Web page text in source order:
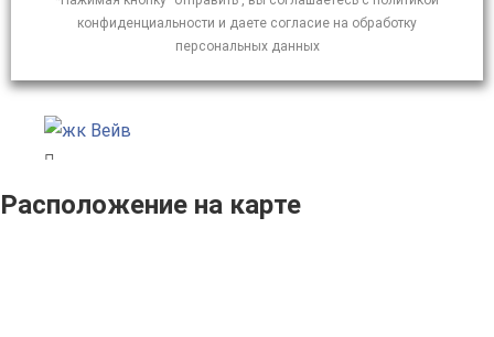
конфиденциальности и даете согласие на обработку
персональных данных
Расположение на карте